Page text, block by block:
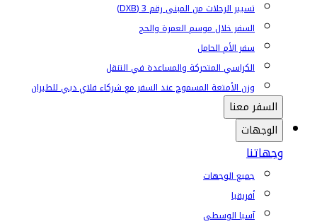
تسيير الرحلات من المبنى رقم 3 (DXB)
السفر خلال موسم العمرة والحج
سفر الأم الحامل
الكراسي المتحركة والمساعدة في التنقل
وزن الأمتعة المسموح عند السفر مع شركاء فلاي دبي للطيران
السفر معنا
الوجهات
وجهاتنا
جميع الوجهات
أفريقيا
آسيا الوسطى